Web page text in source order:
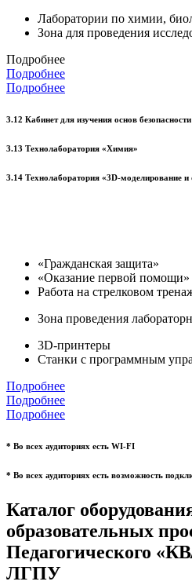
Лаборатории по химии,
Зона для проведения
Подробнее
Подробнее
Подробнее
3.12 Кабинет для изучения основ
3.13 Технолаборатория «Химия»
3.14 Технолаборатория «3D-моделирование и
«Гражданская защита»
«Оказание первой помощи»
Работа на стрелковом
Зона проведения
3D-принтеры
Станки с программным
Подробнее
Подробнее
Подробнее
* Во всех аудиториях есть WI-FI
* Во всех аудиториях есть возможность
Каталог
образовательных
Педагогического
ЛГПУ